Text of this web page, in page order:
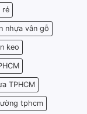
rẻ
nhựa vân gỗ
keo
TPHCM
tphcm